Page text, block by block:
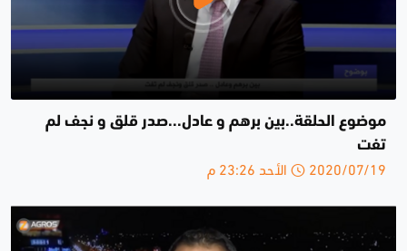
موضوع الحلقة..بين برهم و عادل...صدر قلق و نجف لم
تفت
2020/07/19 الأحد 23:26 م